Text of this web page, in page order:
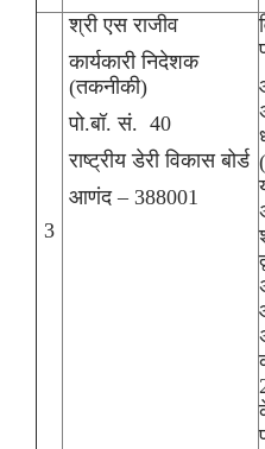
3
श्री एस राजीव
कार्यकारी निदेशक
(तकनीकी)
पो.बॉ. सं. 40
राष्‍ट्रीय डेरी विकास बोर्ड
आणंद – 388001